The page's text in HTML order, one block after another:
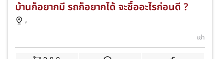
บ้านก็อยากมี รถก็อยากได้ จะซื้ออะไรก่อนดี ?
,
เช่า